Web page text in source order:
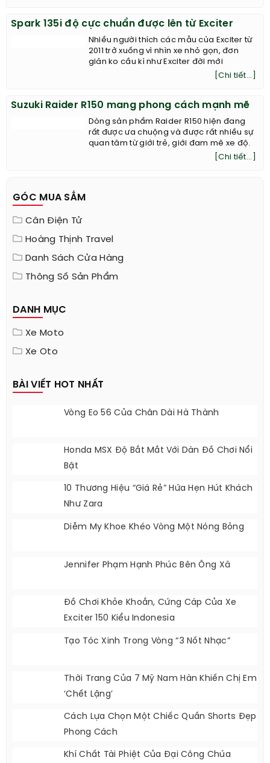
Spark 135i độ cực chuẩn được lên từ Exciter
Nhiều người thích các mẫu của Exciter từ
2011 trở xuống vì nhìn xe nhỏ gọn, đơn
giản ko cầu kì như Exciter đời mới
[Chi tiết...]
Suzuki Raider R150 mang phong cách mạnh mẽ
Dòng sản phẩm Raider R150 hiện đang
rất được ưa chuộng và được rất nhiều sự
quan tâm từ giới trẻ, giới đam mê xe độ.
[Chi tiết...]
GÓC MUA SẮM
Cân Điện Tử
Hoàng Thịnh Travel
Danh Sách Cửa Hàng
Thông Số Sản Phẩm
DANH MỤC
Xe Moto
Xe Oto
BÀI VIẾT HOT NHẤT
Vòng Eo 56 Của Chân Dài Hà Thành
Honda MSX Độ Bắt Mắt Với Dàn Đồ Chơi Nổi
Bật
10 Thương Hiệu “giá Rẻ” Hứa Hẹn Hút Khách
Như Zara
Diễm My Khoe Khéo Vòng Một Nóng Bỏng
Jennifer Phạm Hạnh Phúc Bên Ông Xã
Đồ Chơi Khỏe Khoắn, Cứng Cáp Của Xe
Exciter 150 Kiểu Indonesia
Tạo Tóc Xinh Trong Vòng “3 Nốt Nhạc”
Thời Trang Của 7 Mỹ Nam Hàn Khiến Chị Em
‘chết Lặng’
Cách Lựa Chọn Một Chiếc Quần Shorts Đẹp
Phong Cách
Khí Chất Tài Phiệt Của Đại Công Chúa